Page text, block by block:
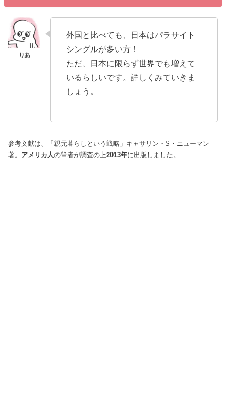
外国と比べても、日本はパラサイト
シングルが多い方！
ただ、日本に限らず世界でも増えて
いるらしいです。詳しくみていきま
しょう。
参考文献は、「親元暮らしという戦略」キャサリン・S・ニューマン
著。 アメリカ人の筆者が調査の上2013年に出版しました。